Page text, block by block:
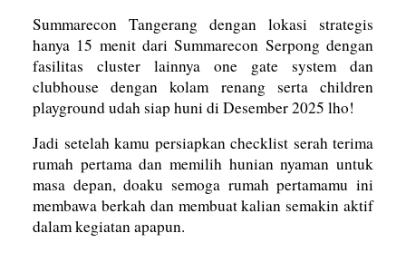
Summarecon Tangerang dengan lokasi strategis
hanya 15 menit dari Summarecon Serpong dengan
fasilitas cluster lainnya one gate system dan
clubhouse dengan kolam renang serta children
playground udah siap huni di Desember 2025 lho!
Jadi setelah kamu persiapkan checklist serah terima
rumah pertama dan memilih hunian nyaman untuk
masa depan, doaku semoga rumah pertamamu ini
membawa berkah dan membuat kalian semakin aktif
dalam kegiatan apapun.